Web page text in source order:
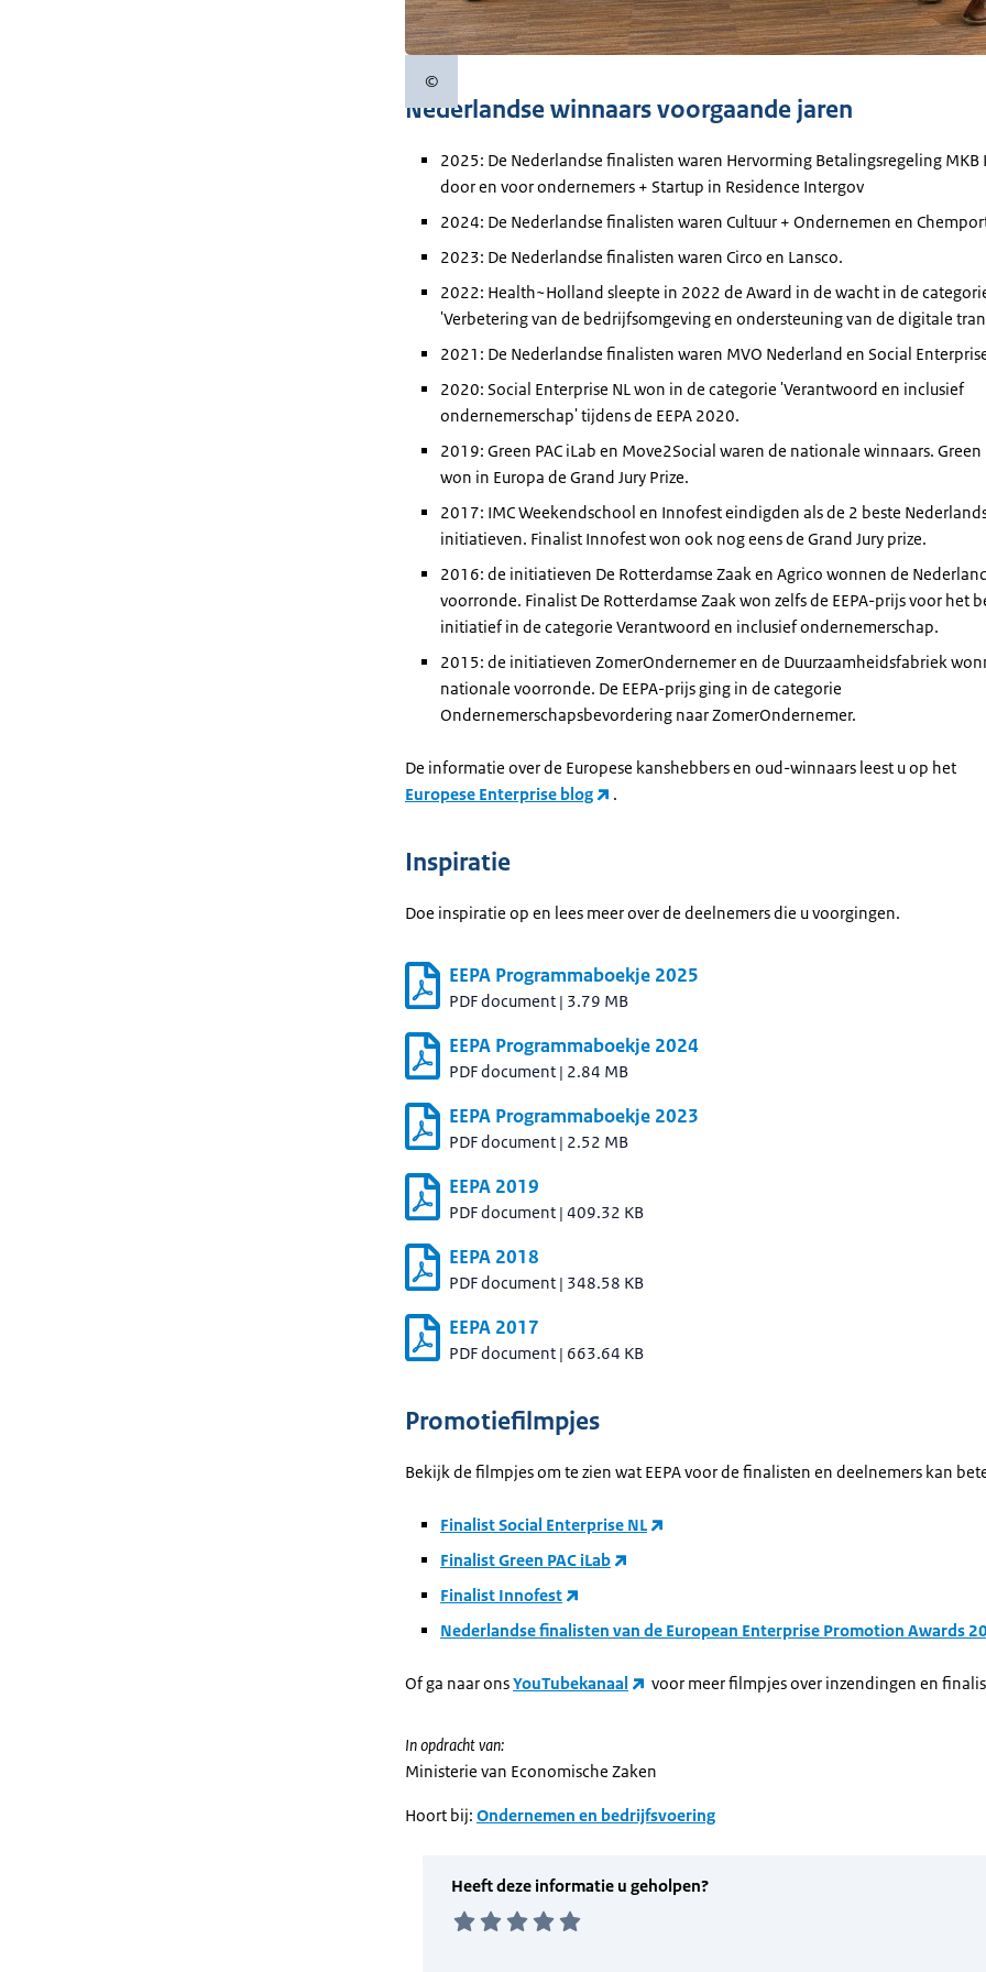
©Copyrightinformatie
Nederlandse winnaars voorgaande jaren
2025: De Nederlandse finalisten waren Hervorming Betalingsregeling MKB
door en voor ondernemers + Startup in Residence Intergov
2024: De Nederlandse finalisten waren Cultuur + Ondernemen en
2023: De Nederlandse finalisten waren Circo en Lansco.
2022: Health~Holland sleepte in 2022 de Award in de wacht in de
'Verbetering van de bedrijfsomgeving en ondersteuning van de digitale
2021: De Nederlandse finalisten waren MVO Nederland en Social
2020: Social Enterprise NL won in de categorie 'Verantwoord en inclusief
ondernemerschap' tijdens de EEPA 2020.
2019: Green PAC iLab en Move2Social waren de nationale winnaars. Green
won in Europa de Grand Jury Prize.
2017: IMC Weekendschool en Innofest eindigden als de 2 beste
initiatieven. Finalist Innofest won ook nog eens de Grand Jury prize.
2016: de initiatieven De Rotterdamse Zaak en Agrico wonnen de
voorronde. Finalist De Rotterdamse Zaak won zelfs de EEPA-prijs voor het
initiatief in de categorie Verantwoord en inclusief ondernemerschap.
2015: de initiatieven ZomerOndernemer en de Duurzaamheidsfabriek
nationale voorronde. De EEPA-prijs ging in de categorie
Ondernemerschapsbevordering naar ZomerOndernemer.
De informatie over de Europese kanshebbers en oud-winnaars leest u op het
Europese Enterprise blog
.
Inspiratie
Doe inspiratie op en lees meer over de deelnemers die u voorgingen.
EEPA Programmaboekje 2025
PDF document | 3.79 MB
EEPA Programmaboekje 2024
PDF document | 2.84 MB
EEPA Programmaboekje 2023
PDF document | 2.52 MB
EEPA 2019
PDF document | 409.32 KB
EEPA 2018
PDF document | 348.58 KB
EEPA 2017
PDF document | 663.64 KB
Promotiefilmpjes
Bekijk de filmpjes om te zien wat EEPA voor de finalisten en deelnemers kan
Finalist Social Enterprise NL
Finalist Green PAC iLab
Finalist Innofest
Nederlandse finalisten van de European Enterprise Promotion Awards
Of ga naar onsYouTubekanaal voor meer filmpjes over inzendingen en
In opdracht van:
Ministerie van Economische Zaken
Hoort bij: Ondernemen en bedrijfsvoering